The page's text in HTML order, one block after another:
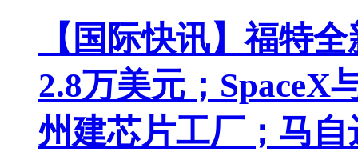
【国际快讯】福特
2.8万美元；SpaceX
州建芯片工厂；马